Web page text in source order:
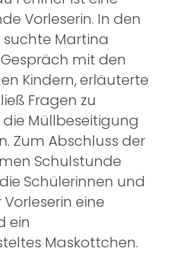
Vorleserin. In den
suchte Martina
mit den
Kindern, erläuterte
Fragen zu
die Müllbeseitigung
Zum Abschluss der
Schulstunde
Schülerinnen und
eine
ein
Maskottchen.